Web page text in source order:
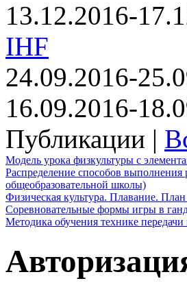
13.12.2016-
IHF
24.09.2016-
16.09.2016-
Публикации |
Модель урока физкультуры с
Распределение способов выполнения
общеобразовательной школы)
Физическая культура. Плавание.
Соревновательные формы игры в
Методика обучения технике передачи